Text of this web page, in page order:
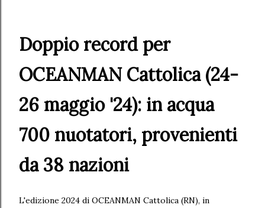
Doppio record per
OCEANMAN Cattolica (24-
26 maggio '24): in acqua
700 nuotatori, provenienti
da 38 nazioni
L'edizione 2024 di OCEANMAN Cattolica (RN), in